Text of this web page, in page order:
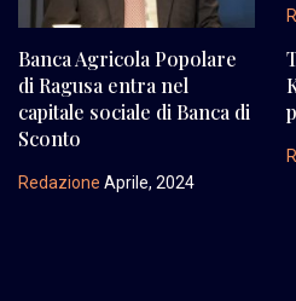
Banca Agricola Popolare
di Ragusa entra nel
capitale sociale di Banca di
Sconto
Redazione Aprile, 2024